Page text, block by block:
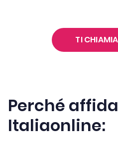
TI
Perché
Italiaonline: